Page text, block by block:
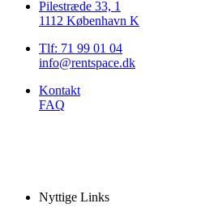
Pilestræde 33, 1
1112 København K
Tlf: 71 99 01 04
info@rentspace.dk
Kontakt
FAQ
Nyttige Links